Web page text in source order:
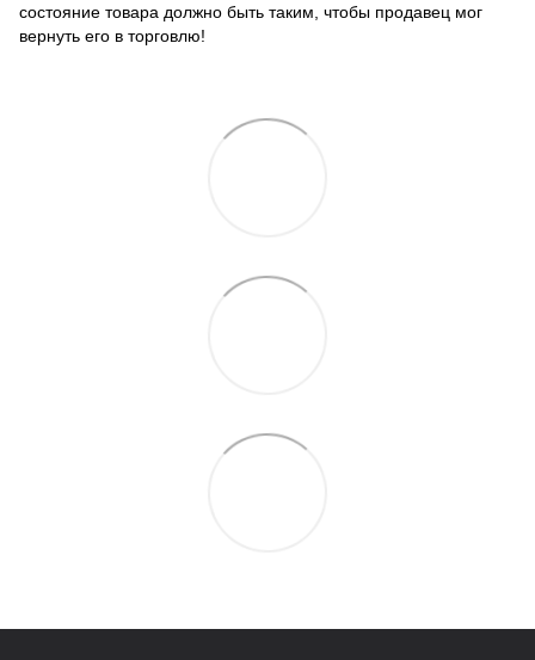
состояние товара должно быть таким, чтобы продавец мог
вернуть его в торговлю!